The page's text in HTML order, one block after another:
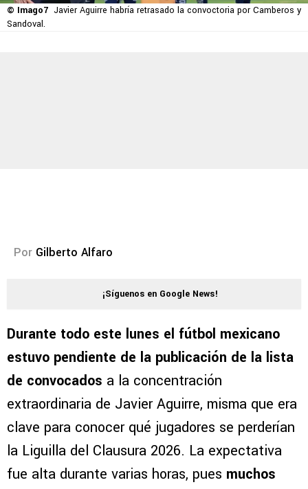
© Imago7 Javier Aguirre habría retrasado la convoctoria por Camberos y
Sandoval.
Por Gilberto Alfaro
¡Síguenos en Google News!
Durante todo este lunes el fútbol mexicano
estuvo pendiente de la publicación de la lista
de convocados a la concentración
extraordinaria de Javier Aguirre, misma que era
clave para conocer qué jugadores se perderían
la Liguilla del Clausura 2026. La expectativa
fue alta durante varias horas, pues muchos